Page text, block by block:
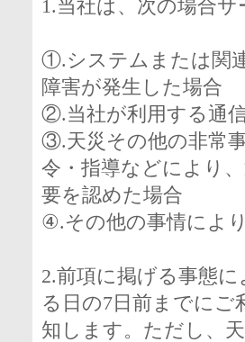
1.当社は、次の場合
①.システムまたは関
障害が発生した場合
②.当社が利用する通
③.天災その他の非常
令・指導などにより
要を認めた場合
④.その他の事情によ
2.前項に掲げる事態
る日の7日前までにご
知します。ただし、